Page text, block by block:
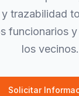
trazabilidad
funcionarios
los vecinos.
Solicitar